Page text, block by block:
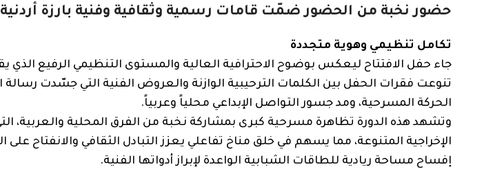
حضور نخبة من الحضور ضمّت قامات رسمية وثقافية وفنية بارزة أردنية
تكامل تنظيمي وهوية متجددة
جاء حفل الافتتاح ليعكس بوضوح الاحترافية العالية والمستوى التنظيمي الرفيع الذي
تنوعت فقرات الحفل بين الكلمات الترحيبية الوازنة والعروض الفنية التي جسّدت رسالة
الحركة المسرحية، ومد جسور التواصل الإبداعي محلياً وعربياً.
وتشهد هذه الدورة تظاهرة مسرحية كبرى بمشاركة نخبة من الفرق المحلية والعربية،
الإخراجية المتنوعة، مما يسهم في خلق مناخ تفاعلي يعزز التبادل الثقافي والانفتاح
إفساح مساحة ريادية للطاقات الشبابية الواعدة لإبراز أدواتها الفنية.